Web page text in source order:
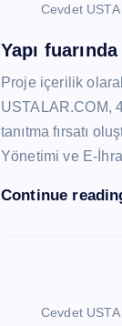
Cevdet USTA
Yapı
Proje içerilik
USTALAR.COM,
tanıtma fırsatı
Yönetimi ve E-
Continue
Cevdet USTA